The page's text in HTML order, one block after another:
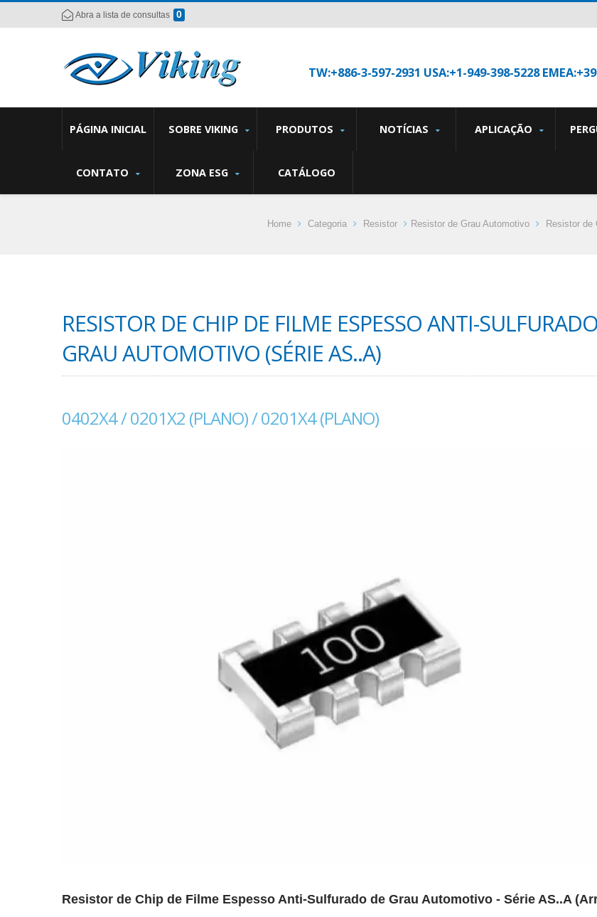
Abra a lista de consultas 0
TW:+886-3-597-2931 USA:+1-949-398-5228
PÁGINA INICIAL SOBRE VIKING PRODUTOS NOTÍCIAS APLICAÇÃO
CONTATO ZONA ESG CATÁLOGO
Home Categoria Resistor Resistor de Grau Automotivo Resistor de
RESISTOR DE CHIP DE FILME ESPESSO ANTI-
GRAU AUTOMOTIVO (SÉRIE AS..A)
0402X4 / 0201X2 (PLANO) / 0201X4 (PLANO)
Resistor de Chip de Filme Espesso Anti-Sulfurado de Grau Automotivo - Série AS..A